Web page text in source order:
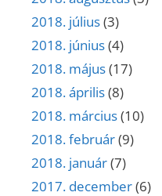
2018. július(3)
2018. június(4)
2018. május(17)
2018. április(8)
2018. március(10)
2018. február(9)
2018. január(7)
2017. december(6)